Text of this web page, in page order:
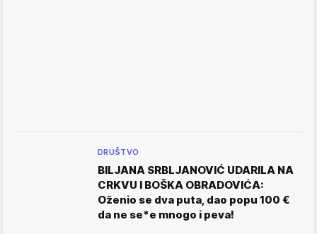
DRUŠTVO
BILJANA SRBLJANOVIĆ UDARILA NA
CRKVU I BOŠKA OBRADOVIĆA:
Oženio se dva puta, dao popu 100 €
da ne se*e mnogo i peva!